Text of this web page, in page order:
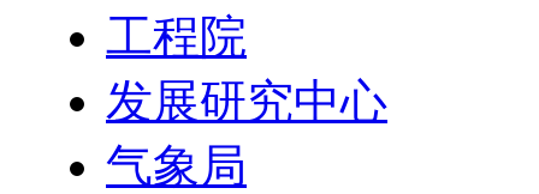
工程院
发展研究中心
气象局